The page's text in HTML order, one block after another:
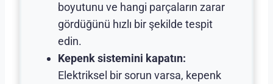
boyutunu ve hangi parçaların zarar
gördüğünü hızlı bir şekilde tespit
edin.
Kepenk sistemini kapatın:
Elektriksel bir sorun varsa, kepenk